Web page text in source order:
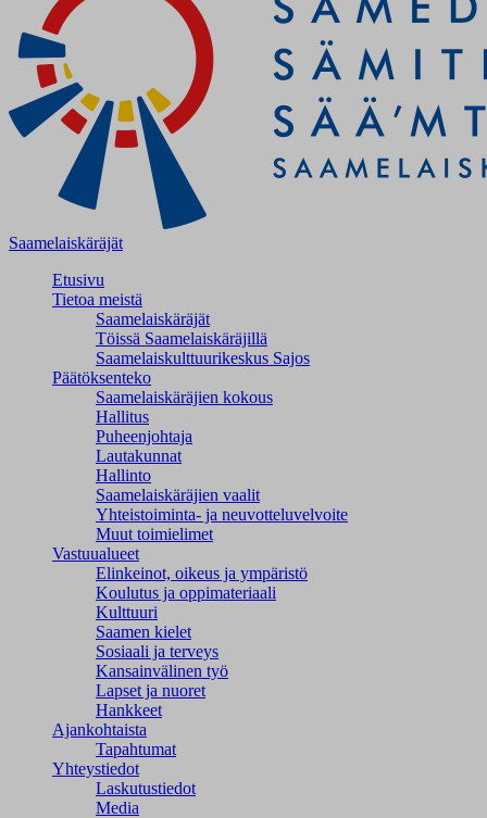
Saamelaiskäräjät
Etusivu
Tietoa meistä
Saamelaiskäräjät
Töissä Saamelaiskäräjillä
Saamelaiskulttuuri­keskus Sajos
Päätöksenteko
Saamelaiskäräjien kokous
Hallitus
Puheenjohtaja
Lautakunnat
Hallinto
Saamelaiskäräjien vaalit
Yhteistoiminta- ja neuvotteluvelvoite
Muut toimielimet
Vastuualueet
Elinkeinot, oikeus ja ympäristö
Koulutus ja oppimateriaali
Kulttuuri
Saamen kielet
Sosiaali ja terveys
Kansainvälinen työ
Lapset ja nuoret
Hankkeet
Ajankohtaista
Tapahtumat
Yhteystiedot
Laskutustiedot
Media